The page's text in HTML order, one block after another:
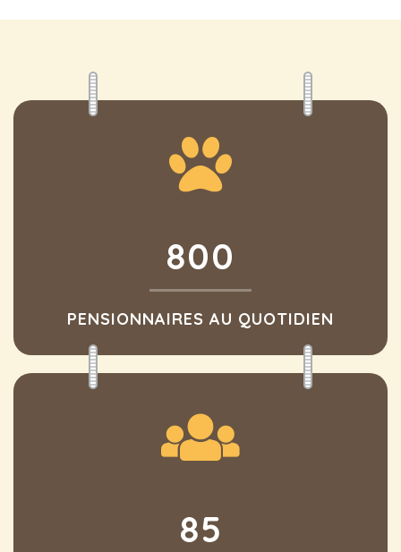
800
PENSIONNAIRES AU QUOTIDIEN
85